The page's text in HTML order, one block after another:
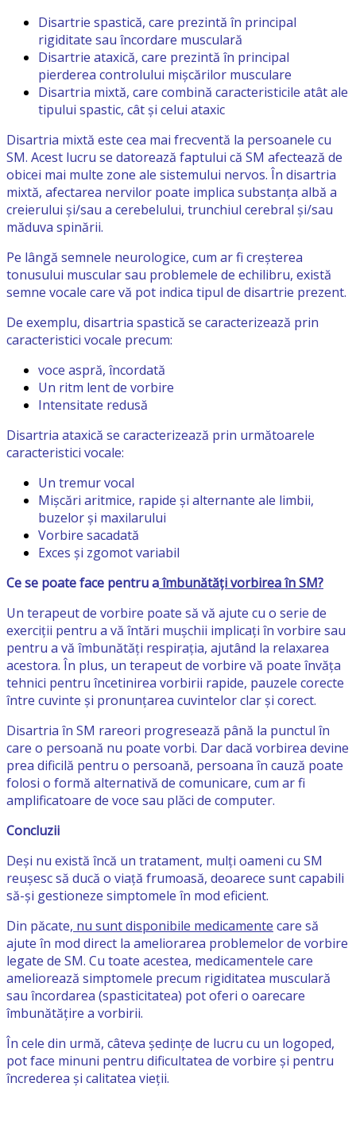
Disartrie spastică, care prezintă în principal
rigiditate sau încordare musculară
Disartrie ataxică, care prezintă în principal
pierderea controlului mișcărilor musculare
Disartria mixtă, care combină caracteristicile atât ale
tipului spastic, cât și celui ataxic
Disartria mixtă este cea mai frecventă la persoanele cu
SM. Acest lucru se datorează faptului că SM afectează de
obicei mai multe zone ale sistemului nervos. În disartria
mixtă, afectarea nervilor poate implica substanța albă a
creierului și/sau a cerebelului, trunchiul cerebral și/sau
măduva spinării.
Pe lângă semnele neurologice, cum ar fi creșterea
tonusului muscular sau problemele de echilibru, există
semne vocale care vă pot indica tipul de disartrie prezent.
De exemplu, disartria spastică se caracterizează prin
caracteristici vocale precum:
voce aspră, încordată
Un ritm lent de vorbire
Intensitate redusă
Disartria ataxică se caracterizează prin următoarele
caracteristici vocale:
Un tremur vocal
Mișcări aritmice, rapide și alternante ale limbii,
buzelor și maxilarului
Vorbire sacadată
Exces și zgomot variabil
Ce se poate face pentru aîmbunătăți vorbirea în SM?
Un terapeut de vorbire poate să vă ajute cu o serie de
exerciții pentru a vă întări mușchii implicați în vorbire sau
pentru a vă îmbunătăți respirația, ajutând la relaxarea
acestora. În plus, un terapeut de vorbire vă poate învăța
tehnici pentru încetinirea vorbirii rapide, pauzele corecte
între cuvinte și pronunțarea cuvintelor clar și corect.
Disartria în SM rareori progresează până la punctul în
care o persoană nu poate vorbi. Dar dacă vorbirea devine
prea dificilă pentru o persoană, persoana în cauză poate
folosi o formă alternativă de comunicare, cum ar fi
amplificatoare de voce sau plăci de computer.
Concluzii
Deși nu există încă un tratament, mulți oameni cu SM
reușesc să ducă o viață frumoasă, deoarece sunt capabili
să-și gestioneze simptomele în mod eficient.
Din păcate, nu sunt disponibile medicamente care să
ajute în mod direct la ameliorarea problemelor de vorbire
legate de SM. Cu toate acestea, medicamentele care
ameliorează simptomele precum rigiditatea musculară
sau încordarea (spasticitatea) pot oferi o oarecare
îmbunătățire a vorbirii.
În cele din urmă, câteva ședințe de lucru cu un logoped,
pot face minuni pentru dificultatea de vorbire și pentru
încrederea și calitatea vieții.